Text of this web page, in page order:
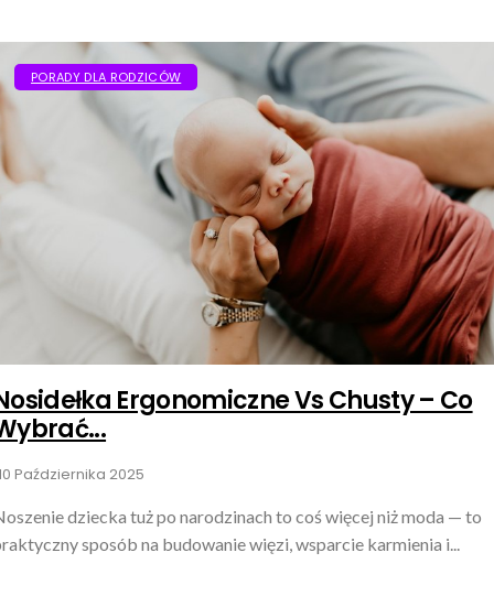
PORADY DLA RODZICÓW
Ergonomiczne Vs Chusty – Co
Października 2025
dziecka tuż po narodzinach to coś więcej niż moda — to
sposób na budowanie więzi, wsparcie karmienia i...